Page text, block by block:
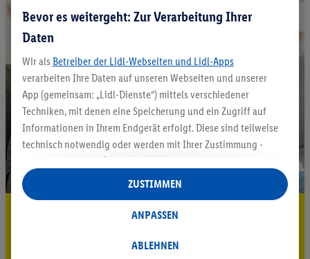
5.95 € Versand sparen³²ᵃ
Bevor es weitergeht: Zur Verarbeitung Ihrer
Daten
Wir als Betreiber der Lidl-Webseiten und Lidl-Apps
verarbeiten Ihre Daten auf unseren Webseiten und unserer
App (gemeinsam: „Lidl-Dienste“) mittels verschiedener
Techniken, mit denen eine Speicherung und ein Zugriff auf
Informationen in Ihrem Endgerät erfolgt. Diese sind teilweise
technisch notwendig oder werden mit Ihrer Zustimmung -
auch durch Partner (u.a.
Verantwortliche; im Zusammenhang mit dem IAB TCF
insgesamt
Statistik-Erstellung oder für personalisierte Werbung
Datenverarbeitungen für personalisierte Werbung werden
ABLEHNEN
ANPASSEN
ZUSTIMMEN